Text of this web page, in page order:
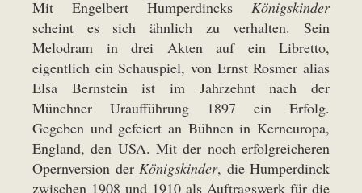
Mit Engelbert Humperdincks Königskinder
scheint es sich ähnlich zu verhalten. Sein
Melodram in drei Akten auf ein Libretto,
eigentlich ein Schauspiel, von Ernst Rosmer alias
Elsa Bernstein ist im Jahrzehnt nach der
Münchner Uraufführung 1897 ein Erfolg.
Gegeben und gefeiert an Bühnen in Kerneuropa,
England, den USA. Mit der noch erfolgreicheren
Opernversion der Königskinder, die Humperdinck
zwischen 1908 und 1910 als Auftragswerk für die